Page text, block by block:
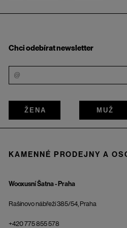
Chci odebírat newsletter
ŽENA MUŽ
KAMENNÉ PRODEJNY A
Wooxusní Šatna - Praha
Rašínovo nábřeží 385/54, Praha
+420 775 855 578